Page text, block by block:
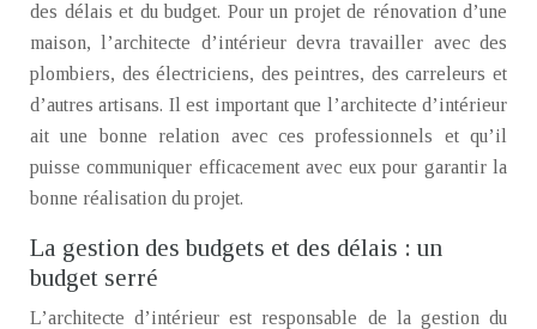
des délais et du budget. Pour un projet de rénovation d’une
maison, l’architecte d’intérieur devra travailler avec des
plombiers, des électriciens, des peintres, des carreleurs et
d’autres artisans. Il est important que l’architecte d’intérieur
ait une bonne relation avec ces professionnels et qu’il
puisse communiquer efficacement avec eux pour garantir la
bonne réalisation du projet.
La gestion des budgets et des délais : un
budget serré
L’architecte d’intérieur est responsable de la gestion du